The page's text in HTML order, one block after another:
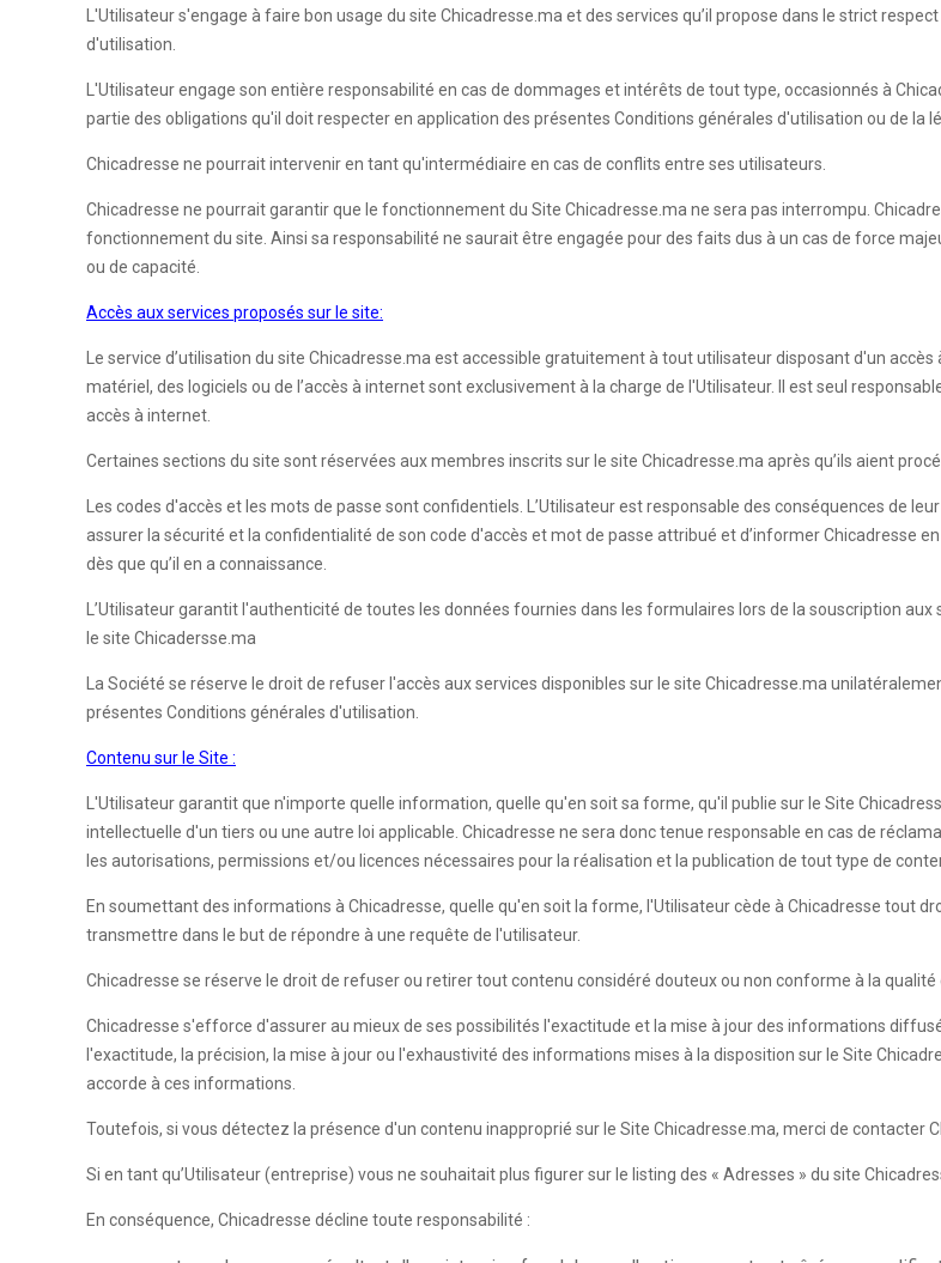
L'Utilisateur s'engage à faire bon usage du site Chicadresse.ma et des services qu’il propose dans le strict
d'utilisation.
L'Utilisateur engage son entière responsabilité en cas de dommages et intérêts de tout type, occasionnés à
partie des obligations qu'il doit respecter en application des présentes Conditions générales d'utilisation ou de la
Chicadresse ne pourrait intervenir en tant qu'intermédiaire en cas de conflits entre ses utilisateurs.
Chicadresse ne pourrait garantir que le fonctionnement du Site Chicadresse.ma ne sera pas interrompu.
fonctionnement du site. Ainsi sa responsabilité ne saurait être engagée pour des faits dus à un cas de force
ou de capacité.
Accès aux services proposés sur le site:
Le service d’utilisation du site Chicadresse.ma est accessible gratuitement à tout utilisateur disposant d'un
matériel, des logiciels ou de l’accès à internet sont exclusivement à la charge de l'Utilisateur. Il est seul
accès à internet.
Certaines sections du site sont réservées aux membres inscrits sur le site Chicadresse.ma après qu’ils aient
Les codes d'accès et les mots de passe sont confidentiels. L’Utilisateur est responsable des conséquences de
assurer la sécurité et la confidentialité de son code d'accès et mot de passe attribué et d’informer Chicadresse
dès que qu’il en a connaissance.
L’Utilisateur garantit l'authenticité de toutes les données fournies dans les formulaires lors de la souscription
le site Chicadersse.ma
La Société se réserve le droit de refuser l'accès aux services disponibles sur le site Chicadresse.ma
présentes Conditions générales d'utilisation.
Contenu sur le Site :
L'Utilisateur garantit que n'importe quelle information, quelle qu'en soit sa forme, qu'il publie sur le Site
intellectuelle d'un tiers ou une autre loi applicable. Chicadresse ne sera donc tenue responsable en cas de
les autorisations, permissions et/ou licences nécessaires pour la réalisation et la publication de tout type de
En soumettant des informations à Chicadresse, quelle qu'en soit la forme, l'Utilisateur cède à Chicadresse tout
transmettre dans le but de répondre à une requête de l'utilisateur.
Chicadresse se réserve le droit de refuser ou retirer tout contenu considéré douteux ou non conforme à la
Chicadresse s'efforce d'assurer au mieux de ses possibilités l'exactitude et la mise à jour des informations
l'exactitude, la précision, la mise à jour ou l'exhaustivité des informations mises à la disposition sur le Site
accorde à ces informations.
Toutefois, si vous détectez la présence d'un contenu inapproprié sur le Site Chicadresse.ma, merci de contacter
Si en tant qu’Utilisateur (entreprise) vous ne souhaitait plus figurer sur le listing des « Adresses » du site
En conséquence, Chicadresse décline toute responsabilité :